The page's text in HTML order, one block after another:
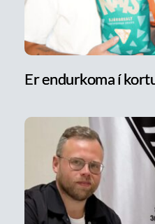
Er endurkoma í